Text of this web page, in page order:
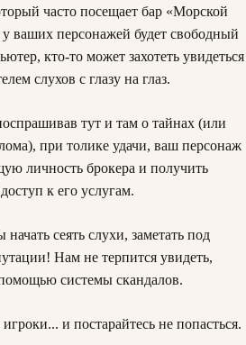
часто посещает бар «Морской
ваших персонажей будет свободный
кто-то может захотеть увидеться
слухов с глазу на глаз.
тут и там о тайнах (или
при толике удачи, ваш персонаж
личность брокера и получить
к его услугам.
сеять слухи, заметать под
Нам не терпится увидеть,
системы скандалов.
и постарайтесь не попасться.